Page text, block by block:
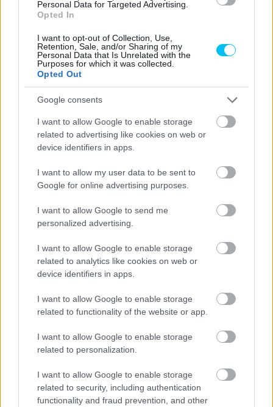
Personal Data for Targeted Advertising.
Opted In
I want to opt-out of Collection, Use,
Retention, Sale, and/or Sharing of my
Personal Data that Is Unrelated with the
Purposes for which it was collected.
Opted Out
Google consents
I want to allow Google to enable storage
related to advertising like cookies on web or
device identifiers in apps.
I want to allow my user data to be sent to
Google for online advertising purposes.
I want to allow Google to send me
personalized advertising.
I want to allow Google to enable storage
related to analytics like cookies on web or
device identifiers in apps.
I want to allow Google to enable storage
related to functionality of the website or app.
I want to allow Google to enable storage
related to personalization.
I want to allow Google to enable storage
related to security, including authentication
functionality and fraud prevention, and other
Q2 CHALLENGE DONE FOR! 🛑
HE'S ALREADY RIGHT ON THE
BUBBLE IN 4TH!#AUSTRALIANGP
🇦🇺PIC.TWITTER.COM/0GUOL1SPDZ
— MOTOGP™🏁 (@MOTOGP)
OCTOBER 19, 2024
Mindez 3 perccel a vége előtt teljesen biztossá vált, hiszen
Jacob Roulstone feljött a második helyre. Másodpercekkel
a leintés előtt aztán Fernández állt az élre, de a brit
motoros 1:36.688-as idejének köszönhetően nála is
összetétele viszont nem változott, vagyis rajtuk kívül
Muñoz és Furuszató szerepelhettek a Q2-ben.
ROULSTONE TOPS Q1! 👏
THE AUSSIE LEADS FERNANDEZ,
MUNOZ AND FURUSATO THROUGH TO
Q2! 💪#AUSTRALIANGP 🇦🇺
PIC.TWITTER.COM/HJKEOXNJSH